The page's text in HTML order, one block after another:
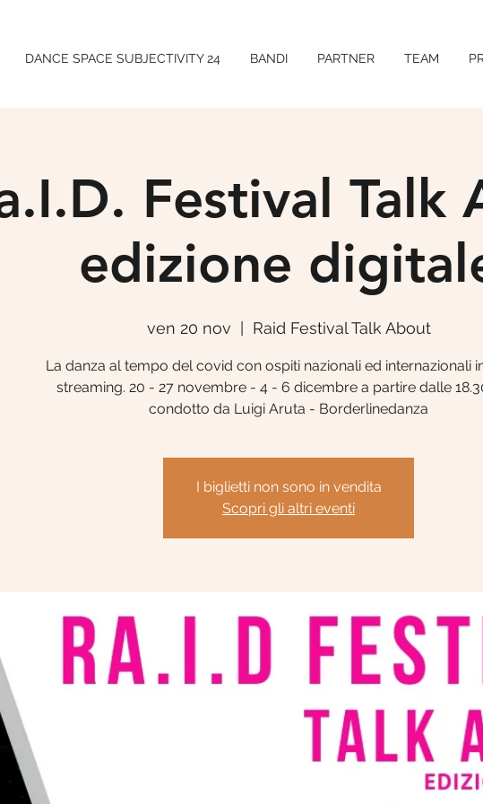
DANCE SPACE SUBJECTIVITY 24 BANDI PARTNER TEAM
Festival Talk
edizione
ven 20 nov Raid Festival Talk About
La danza al tempo del covid con ospiti nazionali ed internazionali
streaming. 20 - 27 novembre - 4 - 6 dicembre a partire dalle
condotto da Luigi Aruta - Borderlinedanza
I biglietti non sono in vendita
Scopri gli altri eventi